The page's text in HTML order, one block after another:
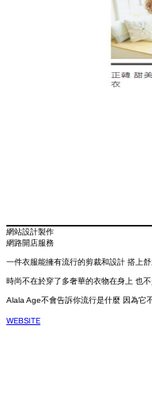
網站設計製作
網路開店服務
一件衣服能擁有流行的剪裁和設計 搭上
時尚不在於穿了多奢華的衣物在身上 也
Alala Age不會告訴你流行是什麼 因為它
WEBSITE